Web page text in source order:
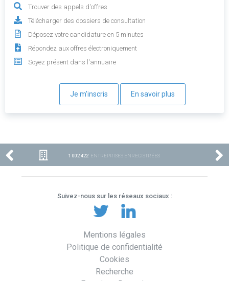
Trouver des appels d'offres
Télécharger des dossiers de consultation
Déposez votre candidature en 5 minutes
Répondez aux offres électroniquement
Soyez présent dans l'annuaire
Je m'inscris En savoir plus
1 002 422 ENTREPRISES ENREGISTRÉES
Suivez-nous sur les réseaux sociaux :
Mentions légales
Politique de confidentialité
Cookies
Recherche